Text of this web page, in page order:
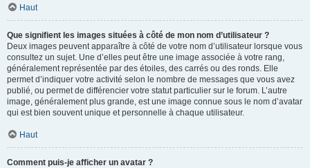
Haut
Que signifient les images situées à côté de mon nom d’utilisateur ?
Deux images peuvent apparaître à côté de votre nom d’utilisateur lorsque vous
consultez un sujet. Une d’elles peut être une image associée à votre rang,
généralement représentée par des étoiles, des carrés ou des ronds. Elle
permet d’indiquer votre activité selon le nombre de messages que vous avez
publié, ou permet de différencier votre statut particulier sur le forum. L’autre
image, généralement plus grande, est une image connue sous le nom d’avatar
qui est bien souvent unique et personnelle à chaque utilisateur.
Haut
Comment puis-je afficher un avatar ?